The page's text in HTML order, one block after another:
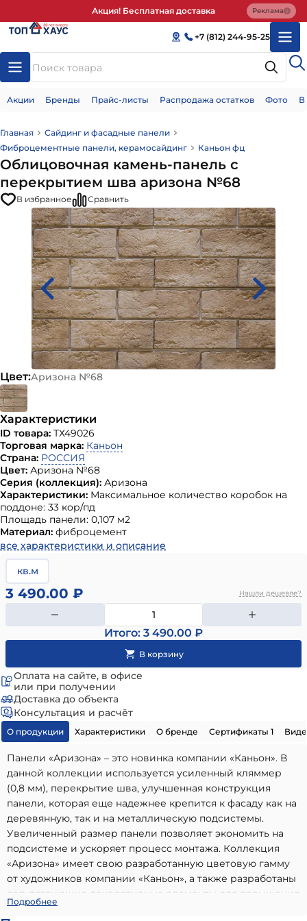
Акция! Бесплатная доставка Реклама
+7 (812) 244-95-25
Акции Бренды Прайс-листы Распродажа остатков Фото
Главная
Сайдинг и фасадные панели
Фиброцементные панели, керамосайдинг
Каньон фц
Облицовочная камень-панель с
перекрытием шва аризона №68
В избранное Сравнить
Цвет:Аризона №68
Характеристики
ID товара: ТХ49026
Торговая марка: Каньон
Страна: РОССИЯ
Цвет: Аризона №68
Серия (коллекция): Аризона
Характеристики: Максимальное количество коробок на
поддоне: 33 кор/пд
Площадь панели: 0,107 м2
Материал: фиброцемент
все характеристики и описание
кв.м
3 490.00 ₽ Нашли дешевле?
Итого: 3 490.00 ₽
Оплата на сайте, в офисе
или при получении
Доставка до объекта
Консультация и расчёт
О продукции Характеристики О бренде Сертификаты 1
Панели «Аризона» – это новинка компании «Каньон». В
данной коллекции используется усиленный кляммер
(0,8 мм), перекрытие шва, улучшенная конструкция
панели, которая еще надежнее крепится к фасаду как на
деревянную, так и на металлическую подсистемы.
Увеличенный размер панели позволяет экономить на
подсистеме и ускоряет процесс монтажа. Коллекция
«Аризона» имеет свою разработанную цветовую гамму
от художников компании «Каньон», а также разработаны
сопутствующие декоративные элементы для повышения
эстетики дома. Как и в предыдущих коллекциях,
Облицовочная камень-панель с перекрытием шва
Подробнее